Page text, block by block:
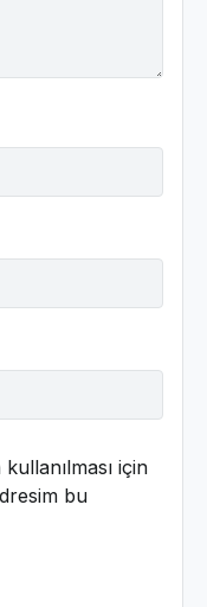
için
bu